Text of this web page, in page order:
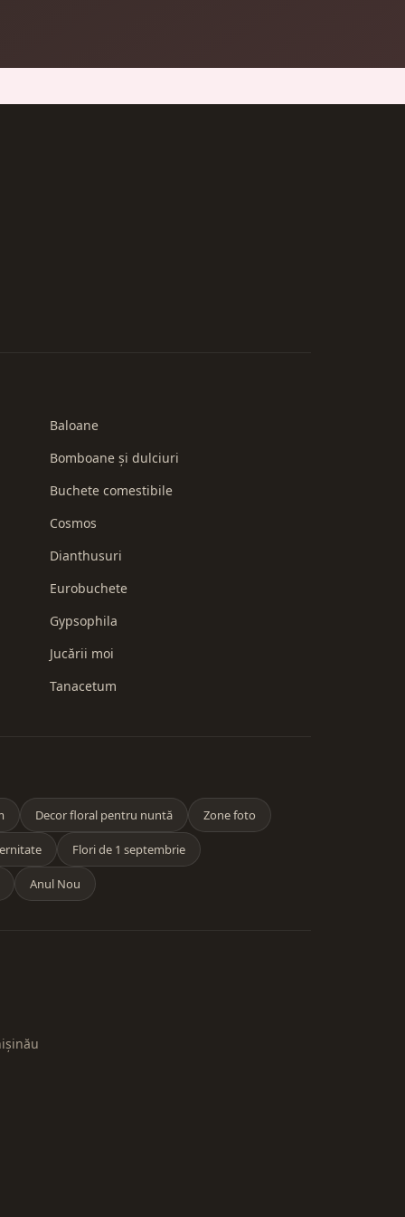
Baloane
Bomboane și dulciuri
Buchete comestibile
Cosmos
Dianthusuri
Eurobuchete
Gypsophila
Jucării moi
Tanacetum
Decor floral pentru nuntă Zone foto
Flori de 1 septembrie
Anul Nou